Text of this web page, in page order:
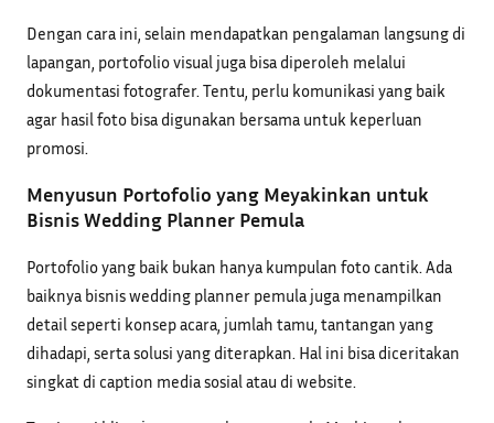
Dengan cara ini, selain mendapatkan pengalaman langsung di
lapangan, portofolio visual juga bisa diperoleh melalui
dokumentasi fotografer. Tentu, perlu komunikasi yang baik
agar hasil foto bisa digunakan bersama untuk keperluan
promosi.
Menyusun Portofolio yang Meyakinkan untuk
Bisnis Wedding Planner Pemula
Portofolio yang baik bukan hanya kumpulan foto cantik. Ada
baiknya bisnis wedding planner pemula juga menampilkan
detail seperti konsep acara, jumlah tamu, tantangan yang
dihadapi, serta solusi yang diterapkan. Hal ini bisa diceritakan
singkat di caption media sosial atau di website.